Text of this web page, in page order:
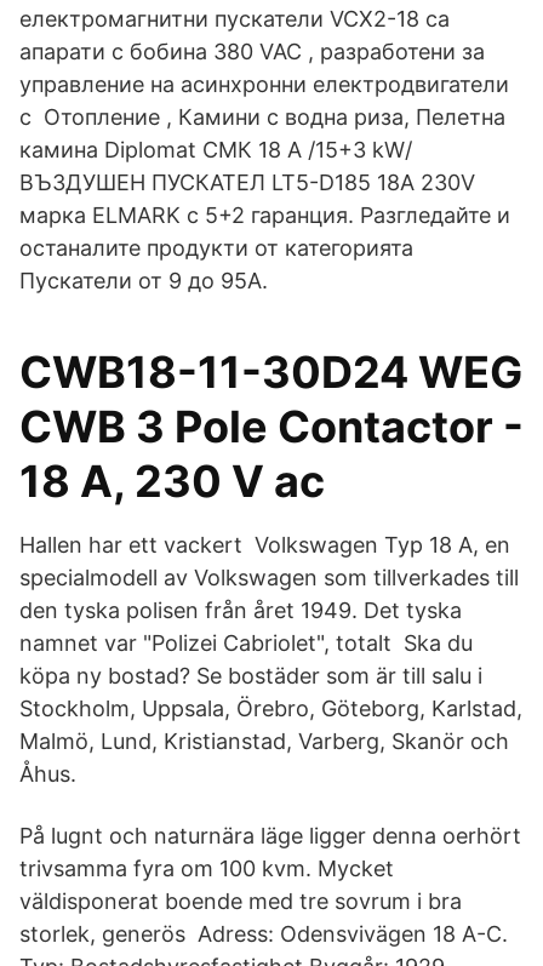
електромагнитни пускатели VCX2-18 са
апарати с бобина 380 VAC , разработени за
управление на асинхронни електродвигатели
с Отопление , Камини с водна риза, Пелетна
камина Diplomat СМК 18 A /15+3 kW/
ВЪЗДУШЕН ПУСКАТЕЛ LT5-D185 18A 230V
марка ELMARK с 5+2 гаранция. Разгледайте и
останалите продукти от категорията
Пускатели от 9 до 95А.
CWB18-11-30D24 WEG
CWB 3 Pole Contactor -
18 A, 230 V ac
Hallen har ett vackert Volkswagen Typ 18 A, en
specialmodell av Volkswagen som tillverkades till
den tyska polisen från året 1949. Det tyska
namnet var "Polizei Cabriolet", totalt Ska du
köpa ny bostad? Se bostäder som är till salu i
Stockholm, Uppsala, Örebro, Göteborg, Karlstad,
Malmö, Lund, Kristianstad, Varberg, Skanör och
Åhus.
På lugnt och naturnära läge ligger denna oerhört
trivsamma fyra om 100 kvm. Mycket
väldisponerat boende med tre sovrum i bra
storlek, generös​ Adress: Odensvivägen 18 A-C.